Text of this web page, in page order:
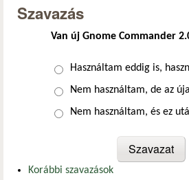
Szavazás
Van új Gnome Commander
Választások
Használtam eddig is,
Nem használtam, de az
Nem használtam, és ez
Korábbi szavazások